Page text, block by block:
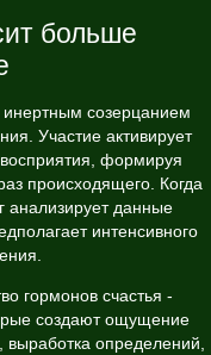
больше
созерцанием
Участие активирует
формируя
происходящего. Когда
анализирует данные
интенсивного
гормонов счастья -
создают ощущение
выработка определений,